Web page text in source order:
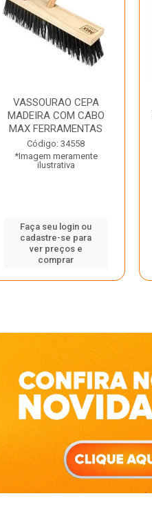
VASSOURAO CEPA
MADEIRA COM CABO
MAX FERRAMENTAS
Código: 34558
*Imagem meramente
ilustrativa
Faça seu login ou
cadastre-se para
ver preços e
comprar